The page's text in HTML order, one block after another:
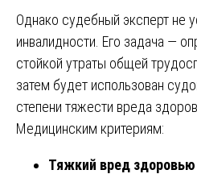
Однако судебный эксперт не
инвалидности. Его задача —
стойкой утраты общей
затем будет использован
степени тяжести вреда
Медицинским критериям:
Тяжкий вред здоровью